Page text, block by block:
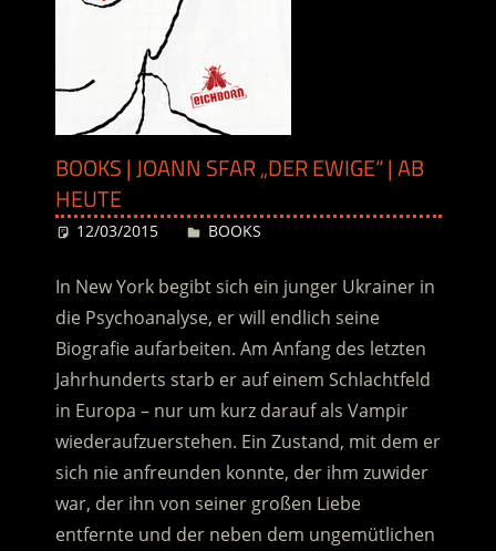
BOOKS | JOANN SFAR „DER EWIGE“ | AB
HEUTE
12/03/2015 Desiree
BOOKS
In New York begibt sich ein junger Ukrainer in
die Psychoanalyse, er will endlich seine
Biografie aufarbeiten. Am Anfang des letzten
Jahrhunderts starb er auf einem Schlachtfeld
in Europa – nur um kurz darauf als Vampir
wiederaufzuerstehen. Ein Zustand, mit dem er
sich nie anfreunden konnte, der ihm zuwider
war, der ihn von seiner großen Liebe
entfernte und der neben dem ungemütlichen